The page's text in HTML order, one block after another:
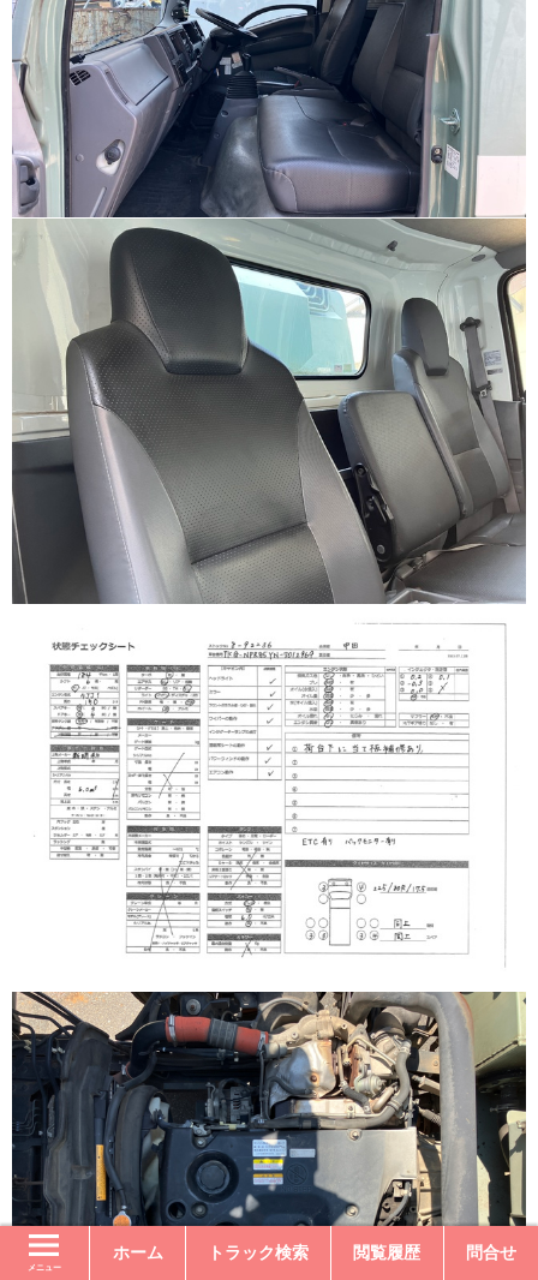
メニュー
ホーム トラック検索 閲覧履歴 問合せ